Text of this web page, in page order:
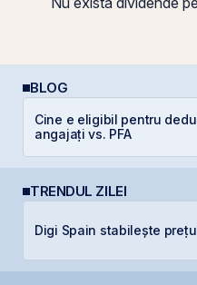
BLOG
Cine e eligibil pentru
angajați vs. PFA
TRENDUL ZILEI
Digi Spain stabilește